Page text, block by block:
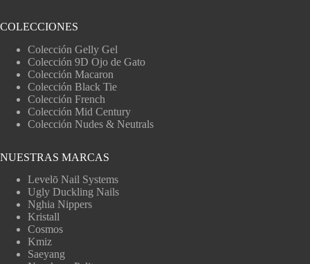
COLECCIONES
Colección Gelly Gel
Colección 9D Ojo de Gato
Colección Macaron
Colección Black Tie
Colección French
Colección Mid Century
Colección Nudes & Neutrals
NUESTRAS MARCAS
Levelō Nail Systems
Ugly Duckling Nails
Nghia Nippers
Kristall
Cosmos
Kmiz
Saeyang